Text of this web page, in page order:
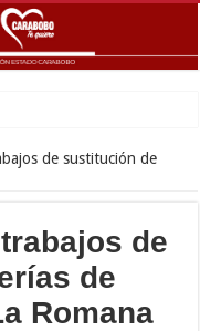
de sustitución de
de
de
Romana